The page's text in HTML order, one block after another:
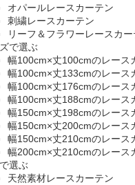
オパールレースカーテン
刺繍レースカーテン
リーフ＆フラワーレースカー
で選ぶ
幅100cm×丈100cmのレース
幅100cm×丈133cmのレース
幅100cm×丈176cmのレース
幅100cm×丈188cmのレース
幅150cm×丈198cmのレース
幅150cm×丈200cmのレース
幅150cm×丈210cmのレース
幅200cm×丈210cmのレース
選ぶ
天然素材レースカーテン